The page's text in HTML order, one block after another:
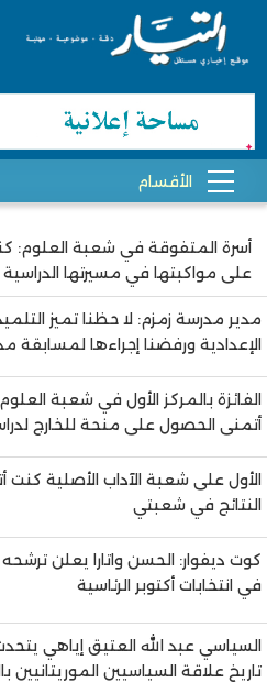
أسرة المتفوقة في شعبة العلوم:
على مواكبتها في مسيرتها الدراسية
مدير مدرسة زمزم: لا حظنا تميز
الإعدادية ورفضنا إجراءها لمسابقة
الفائزة بالمركز الأول في شعبة
أتمنى الحصول على منحة للخارج
الأول على شعبة الآداب الأصلية كنت
النتائج في شعبتي
كوت ديفوار: الحسن واتارا يعلن ترشحه
في انتخابات أكتوبر الرئاسية
السياسي عبد الله العتيق إياهي
تاريخ علاقة السياسيين الموريتانيين
Pagination